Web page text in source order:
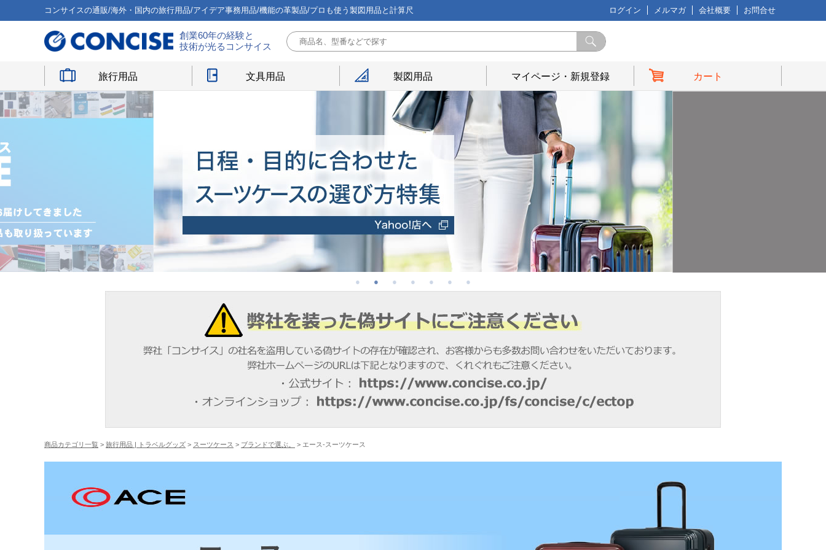
コンサイスの通販/海外・国内の旅行用品/アイデア事務用品/機能の革製品/プロも使う製図用品と計算尺 ログイン メルマガ 会社概要 お問合せ
創業60年の経験と
技術が光るコンサイス
旅行用品 文具用品 製図用品 マイページ・新規登録 カート
商品カテゴリ一覧 > 旅行用品 | トラベルグッズ > スーツケース > ブランドで選ぶ。 > エース-スーツケース